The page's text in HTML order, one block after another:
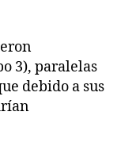
3), paralelas
debido a sus